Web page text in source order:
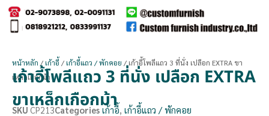
หน้าหลัก /เก้าอี้ /เก้าอี้แถว / พักคอย / เก้าอี้โพลีแถว 3 ที่นั่ง เปลือก EXTRA ขา
เหล็กเกือกม้า
เก้าอี้โพลีแถว 3 ที่นั่ง เปลือก EXTRA
ขาเหล็กเกือกม้า
SKU CP213Categories เก้าอี้, เก้าอี้แถว / พักคอย